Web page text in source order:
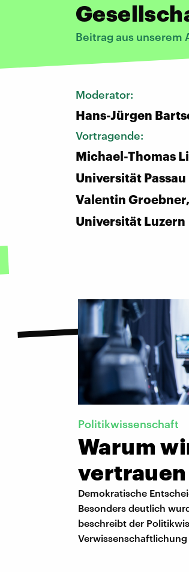
Beitrag aus unserem
Moderator:
Hans-Jürgen
Vortragende:
Michael-Thomas
Universität Passau
Valentin Groebner,
Universität Luzern
Politikwissenschaft
Warum
vertrauen
Demokratische
Besonders deutlich
beschreibt der